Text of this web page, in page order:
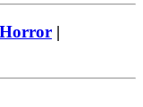
Horror |